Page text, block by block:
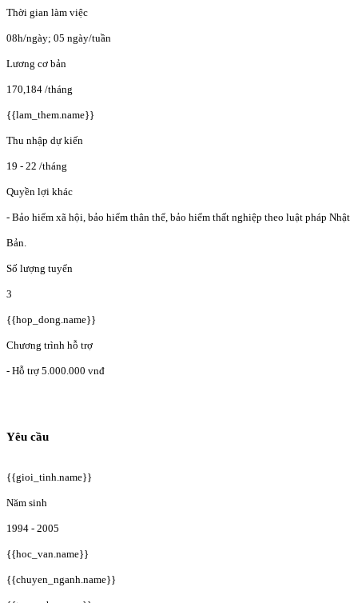
Thời gian làm việc
08h/ngày; 05 ngày/tuần
Lương cơ bản
170,184 /tháng
{{lam_them.name}}
Thu nhập dự kiến
19 - 22 /tháng
Quyền lợi khác
- Bảo hiểm xã hội, bảo hiểm thân thể, bảo hiểm thất nghiệp theo luật pháp Nhật
Bản.
Số lượng tuyển
3
{{hop_dong.name}}
Chương trình hỗ trợ
- Hỗ trợ 5.000.000 vnđ
Yêu cầu
{{gioi_tinh.name}}
Năm sinh
1994 - 2005
{{hoc_van.name}}
{{chuyen_nganh.name}}